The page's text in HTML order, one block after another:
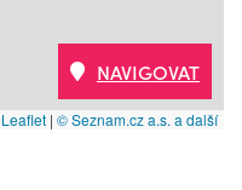
Leaflet | © Seznam.cz a.s. a další
NAVIGOVAT